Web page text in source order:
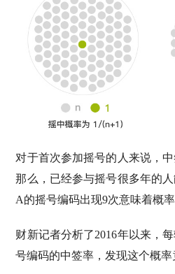
对于首次参加摇号的人来说，
那么，已经参与摇号很多年的
A的摇号编码出现9次意味着概
财新记者分析了2016年以来，
号编码的中签率，发现这个概率